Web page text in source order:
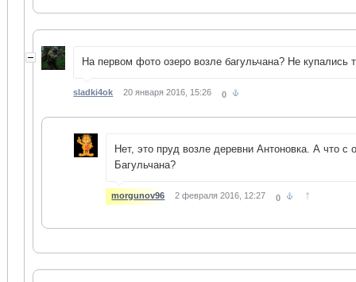
На первом фото озеро возле багульчана? Не купались
sladki4ok 20 января 2016, 15:26 0
Нет, это пруд возле деревни Антоновка. А что с
Багульчана?
morgunov96 2 февраля 2016, 12:27 0 ↑